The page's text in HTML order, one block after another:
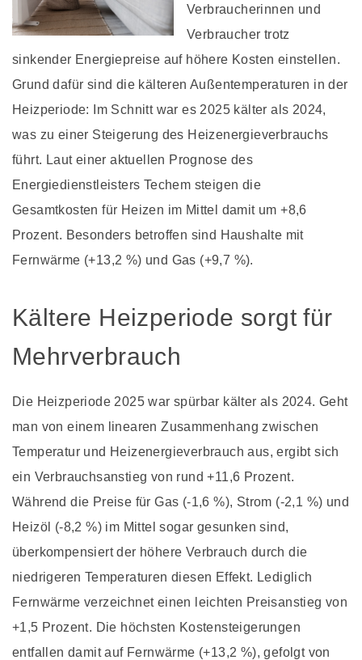
Verbraucherinnen und
Verbraucher trotz
sinkender Energiepreise auf höhere Kosten einstellen.
Grund dafür sind die kälteren Außentemperaturen in der
Heizperiode: Im Schnitt war es 2025 kälter als 2024,
was zu einer Steigerung des Heizenergieverbrauchs
führt. Laut einer aktuellen Prognose des
Energiedienstleisters Techem steigen die
Gesamtkosten für Heizen im Mittel damit um +8,6
Prozent. Besonders betroffen sind Haushalte mit
Fernwärme (+13,2 %) und Gas (+9,7 %).
Kältere Heizperiode sorgt für
Mehrverbrauch
Die Heizperiode 2025 war spürbar kälter als 2024. Geht
man von einem linearen Zusammenhang zwischen
Temperatur und Heizenergieverbrauch aus, ergibt sich
ein Verbrauchsanstieg von rund +11,6 Prozent.
Während die Preise für Gas (-1,6 %), Strom (-2,1 %) und
Heizöl (-8,2 %) im Mittel sogar gesunken sind,
überkompensiert der höhere Verbrauch durch die
niedrigeren Temperaturen diesen Effekt. Lediglich
Fernwärme verzeichnet einen leichten Preisanstieg von
+1,5 Prozent. Die höchsten Kostensteigerungen
entfallen damit auf Fernwärme (+13,2 %), gefolgt von